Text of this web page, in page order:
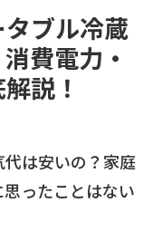
タブル冷蔵
費電力・
説！
は安いの？家庭
ったことはない